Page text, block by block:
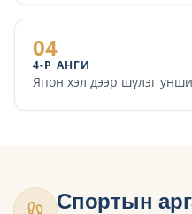
04
4-Р АНГИ
Япон хэл дээр шүлэг
Спортын